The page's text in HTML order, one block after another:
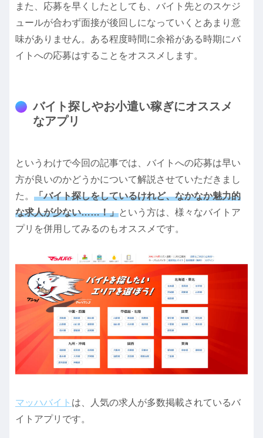
また、応募を早くしたとしても、バイト先とのスケジ
ュールが合わず面接が後回しになっていくとあまり意
味がありません。ある程度時間に余裕がある時期にバ
イトへの応募はすることをオススメします。
バイト探しやお小遣い稼ぎにオススメ
なアプリ
というわけで今回の記事では、バイトへの応募は早い
方が良いのかどうかについて解説させていただきまし
た。 「バイト探しをしているけれど、なかなか魅力的
な求人が少ない……！」という方は、様々なバイトア
プリを併用してみるのもオススメです。
マッハバイト は、人気の求人が多数掲載されているバ
イトアプリです。